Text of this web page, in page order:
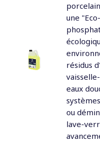
une
résidus
eaux
ou
lave-